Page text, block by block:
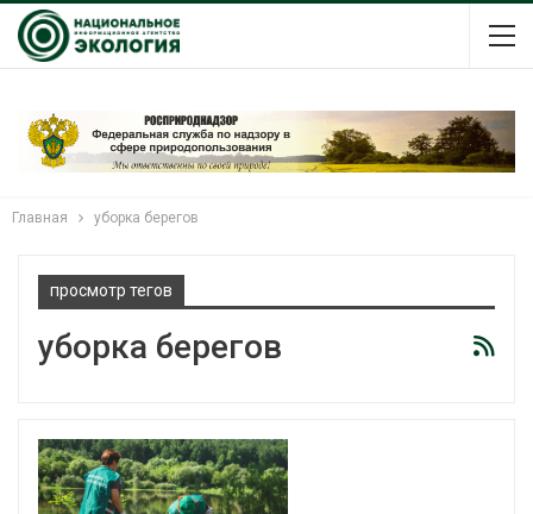
Главная уборка берегов
просмотр тегов
уборка берегов